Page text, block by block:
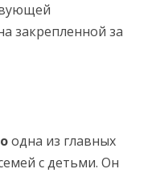
закрепленной за
одна из главных
с детьми. Он